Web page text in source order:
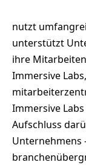
nutzt
unterstützt
ihre
Immersive
Immersive
Aufschluss
Unternehmens